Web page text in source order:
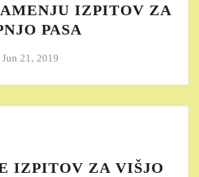
IZPITOV ZA
PASA
Jun 21, 2019
IZPITOV ZA VIŠJO